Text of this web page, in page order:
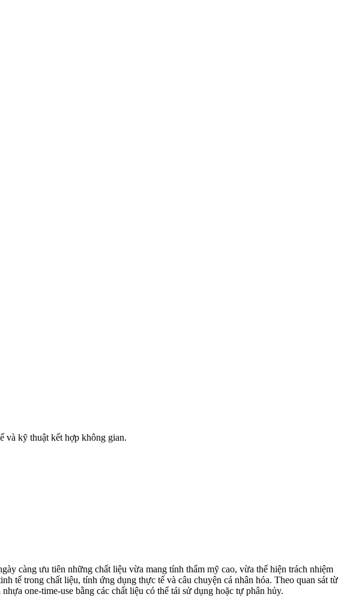
và kỹ thuật kết hợp không gian.
càng ưu tiên những chất liệu vừa mang tính thẩm mỹ cao, vừa thể hiện trách nhiệm
trong chất liệu, tính ứng dụng thực tế và câu chuyện cá nhân hóa. Theo quan sát từ
one-time-use bằng các chất liệu có thể tái sử dụng hoặc tự phân hủy.